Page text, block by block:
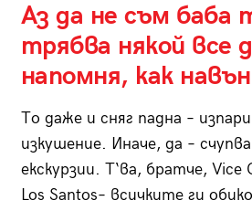
Аз да не съм баба
трябва някой все
напомня, как
То даже и сняг падна –
изкушение. Иначе, да –
екскурзии. Т‘ва, братче, Vice
Los Santos– всичките ги